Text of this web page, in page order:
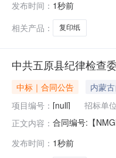
信息1、主要标
发布时间： 1秒前
相关产品：
复印纸
中共五原县纪律检查
中标｜合同公告 内蒙
项目编号： [null] 招标单
正文内容： 合同编号:【
主要标的信息：
发布时间： 1秒前